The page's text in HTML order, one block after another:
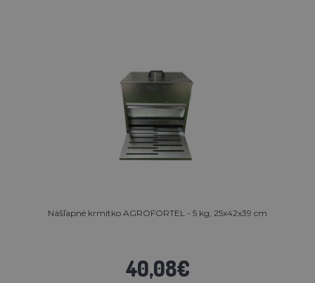
Nášľapné krmítko AGROFORTEL - 5 kg, 25x42x39 cm
40,08€